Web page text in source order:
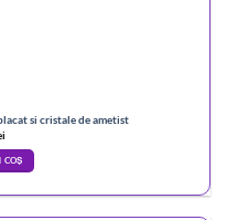
si cristale de ametist